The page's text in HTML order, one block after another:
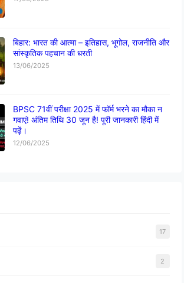
बिहार: भारत की आत्मा – इतिहास, भूगोल, राजनीति और
सांस्कृतिक पहचान की धरती
13/06/2025
BPSC 71वीं परीक्षा 2025 में फॉर्म भरने का मौका न
गवाएं! अंतिम तिथि 30 जून है! पूरी जानकारी हिंदी में
पढ़ें।
12/06/2025
17
2